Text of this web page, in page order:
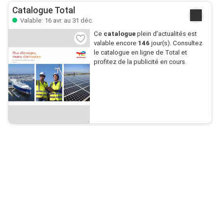
Catalogue Total
Valable: 16 avr. au 31 déc.
Ce catalogueplein d’actualités est
valable encore 146 jour(s). Consultez
le catalogue en ligne de Total et
profitez de la publicité en cours.